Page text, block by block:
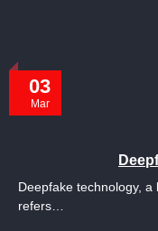
03
Mar
Deepfake technology, a
refers…